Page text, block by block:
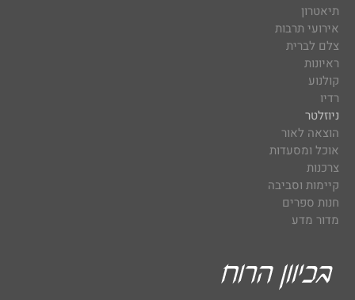
תיאטרון
אירועי תרבות
צלם לברית
ראיונות
קולנוע
רדיו
ניוזלטר
הוצאה לאור
אוכל ומסעדות
צרכנות
קיימות וסביבה
חנות ספרים
מדור מדע